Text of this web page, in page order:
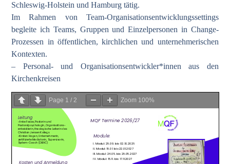
Schleswig-Holstein und Hamburg tätig.
Im Rahmen von Team-Organisationsentwicklungssettings
begleite ich Teams, Gruppen und Einzelpersonen in Change-
Prozessen in öffentlichen, kirchlichen und unternehmerischen
Kontexten.
– Personal- und Organisationsentwickler*innen aus den
Kirchenkreisen
Page 1 /2 Zoom 100%